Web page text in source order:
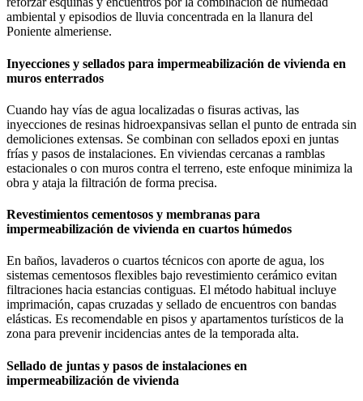
ambiental y episodios de lluvia concentrada en la llanura del
Poniente almeriense.
Inyecciones y sellados para impermeabilización de vivienda en
muros enterrados
Cuando hay vías de agua localizadas o fisuras activas, las
inyecciones de resinas hidroexpansivas sellan el punto de entrada sin
demoliciones extensas. Se combinan con sellados epoxi en juntas
frías y pasos de instalaciones. En viviendas cercanas a ramblas
estacionales o con muros contra el terreno, este enfoque minimiza la
obra y ataja la filtración de forma precisa.
Revestimientos cementosos y membranas para
impermeabilización de vivienda en cuartos húmedos
En baños, lavaderos o cuartos técnicos con aporte de agua, los
sistemas cementosos flexibles bajo revestimiento cerámico evitan
filtraciones hacia estancias contiguas. El método habitual incluye
imprimación, capas cruzadas y sellado de encuentros con bandas
elásticas. Es recomendable en pisos y apartamentos turísticos de la
zona para prevenir incidencias antes de la temporada alta.
Sellado de juntas y pasos de instalaciones en
impermeabilización de vivienda